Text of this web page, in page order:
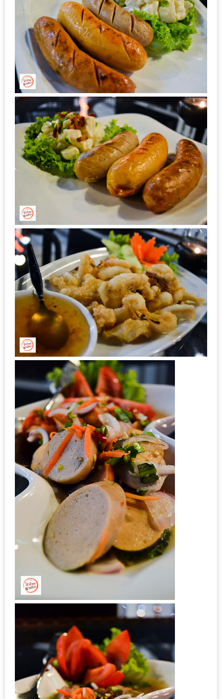
บาท
รีวิว
ดี
กับ
วงใน
แจก
ฟรี
LINE
GIFTCODE!
ลายแทง
ความ
อร่อย
ลุ้น
บัตร
รับ
ประทาน
บุฟเฟ่ต์
ฟรี
ที่
LE
CRYSTAL
เชียงใหม่
ฟรี
2
ท่าน
ลุ้น
รับ
GIFT
VOUCHER
รับ
ประทาน
อาหาร
มูลค่า
1,000
บาท
ฟรี
แม่
สุด
พิเศษ
โปร
โม
ชั่น